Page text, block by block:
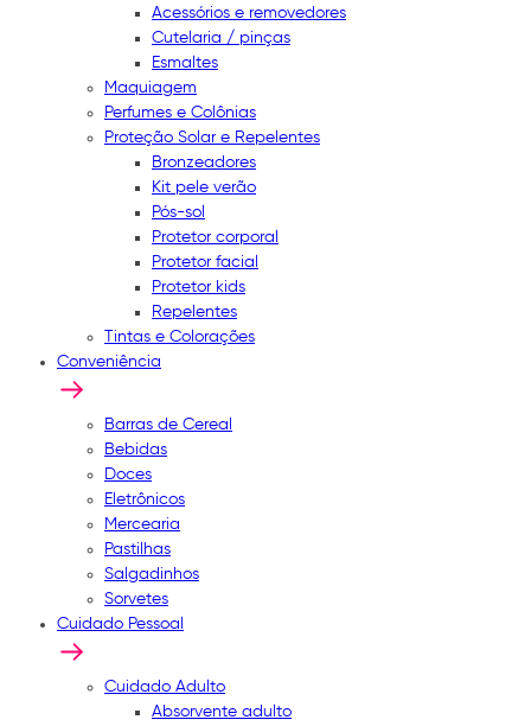
Acessórios e removedores
Cutelaria / pinças
Esmaltes
Maquiagem
Perfumes e Colônias
Proteção Solar e Repelentes
Bronzeadores
Kit pele verão
Pós-sol
Protetor corporal
Protetor facial
Protetor kids
Repelentes
Tintas e Colorações
Conveniência
Barras de Cereal
Bebidas
Doces
Eletrônicos
Mercearia
Pastilhas
Salgadinhos
Sorvetes
Cuidado Pessoal
Cuidado Adulto
Absorvente adulto